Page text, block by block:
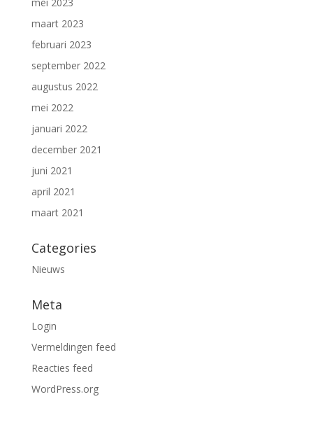
maart 2023
februari 2023
september 2022
augustus 2022
mei 2022
januari 2022
december 2021
juni 2021
april 2021
maart 2021
Categories
Nieuws
Meta
Login
Vermeldingen feed
Reacties feed
WordPress.org